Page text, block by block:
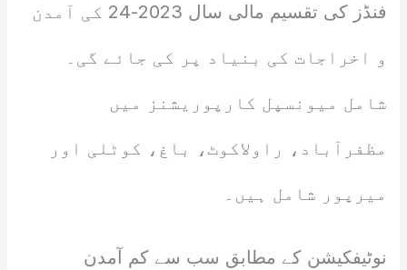
فنڈز کی تقسیم مالی سال 2023-24 کی آمدن
و اخراجات کی بنیاد پر کی جائے گی۔
شامل میونسپل کارپوریشنز میں
مظفرآباد، راولاکوٹ، باغ، کوٹلی اور
میرپور شامل ہیں۔
نوٹیفکیشن کے مطابق سب سے کم آمدن